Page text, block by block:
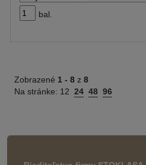
bal.
Zobrazené 1 - 8 z 8
Na stránke: 12 24 48 96